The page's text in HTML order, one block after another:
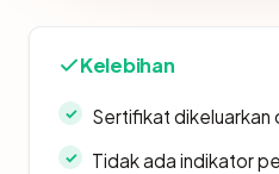
Kelebihan
Sertifikat dikeluarkan
Tidak ada indikator